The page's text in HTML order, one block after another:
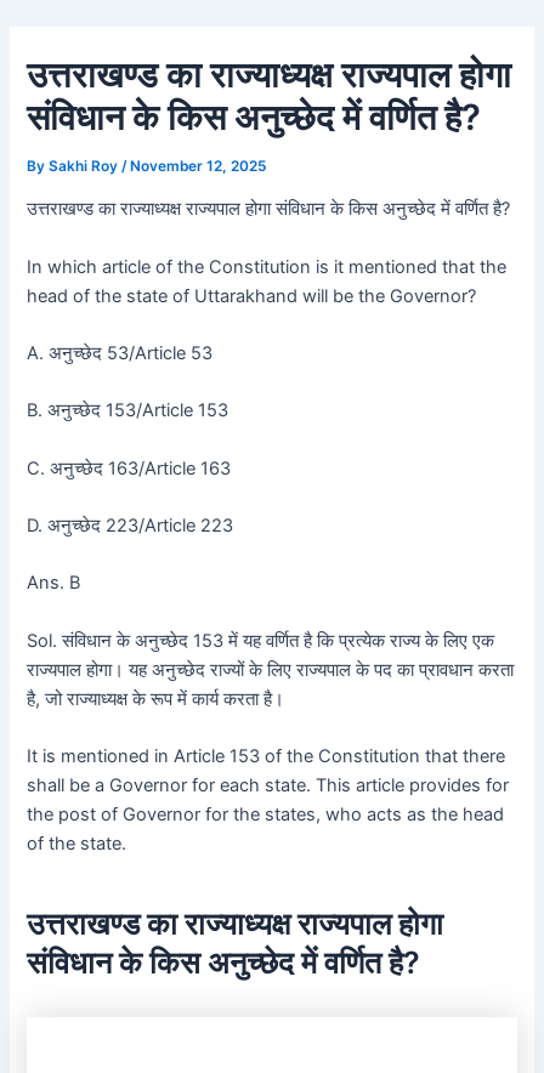
content
उत्तराखण्ड का राज्याध्यक्ष राज्यपाल होगा
संविधान के किस अनुच्छेद में वर्णित है?
BySakhi Roy /November 12, 2025
उत्तराखण्ड का राज्याध्यक्ष राज्यपाल होगा संविधान के किस अनुच्छेद में वर्णित है?
In which article of the Constitution is it mentioned that the
head of the state of Uttarakhand will be the Governor?
A. अनुच्छेद 53/Article 53
B. अनुच्छेद 153/Article 153
C. अनुच्छेद 163/Article 163
D. अनुच्छेद 223/Article 223
Ans. B
Sol. संविधान के अनुच्छेद 153 में यह वर्णित है कि प्रत्येक राज्य के लिए एक
राज्यपाल होगा। यह अनुच्छेद राज्यों के लिए राज्यपाल के पद का प्रावधान करता
है, जो राज्याध्यक्ष के रूप में कार्य करता है।
It is mentioned in Article 153 of the Constitution that there
shall be a Governor for each state. This article provides for
the post of Governor for the states, who acts as the head
of the state.
उत्तराखण्ड का राज्याध्यक्ष राज्यपाल होगा
संविधान के किस अनुच्छेद में वर्णित है?